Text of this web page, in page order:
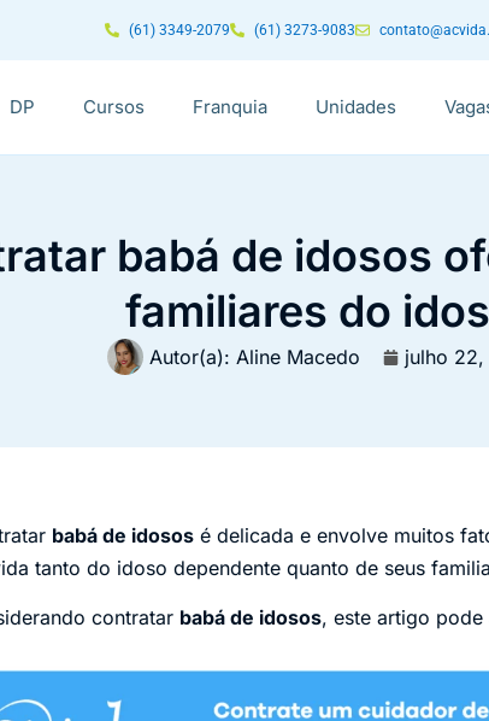
(61) 3349-2079 (61) 3273-9083
DP Cursos Franquia Unidades
babá de idosos
familiares do
Autor(a): Aline Macedo julho 22,
babá de idosos é delicada e envolve muitos
tanto do idoso dependente quanto de seus
contratar babá de idosos, este artigo